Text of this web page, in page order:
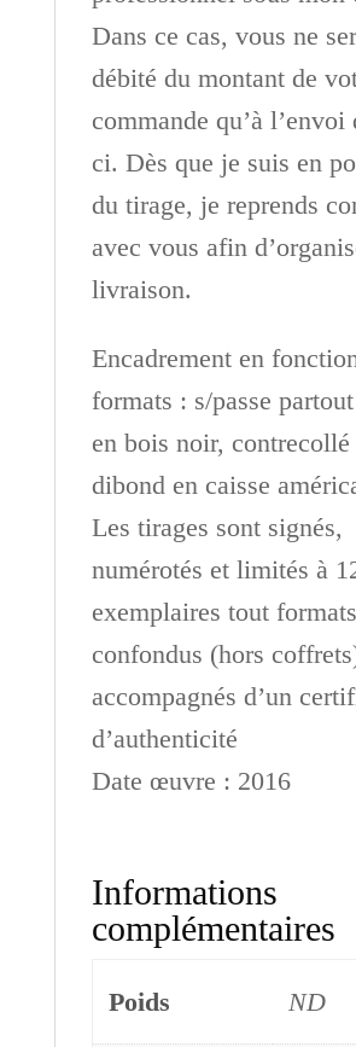
Dans ce cas, vous ne
débité du montant de
commande qu’à l’envoi
ci. Dès que je suis en
du tirage, je reprends
avec vous afin
livraison.
Encadrement en
formats : s/passe
en bois noir, contrecollé
dibond en caisse
Les tirages sont signés,
numérotés et limités à
exemplaires tout formats
confondus (hors
accompagnés d’un
d’authenticité
Date œuvre : 2016
Informations
complémentaires
Poids ND